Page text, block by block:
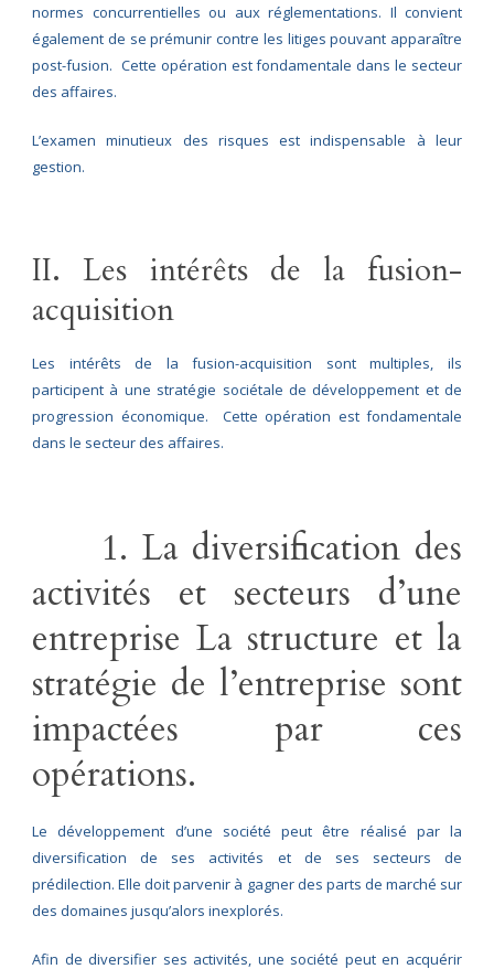
normes concurrentielles ou aux réglementations. Il convient
également de se prémunir contre les litiges pouvant apparaître
post-fusion. Cette opération est fondamentale dans le secteur
des affaires.
L’examen minutieux des risques est indispensable à leur
gestion.
II. Les intérêts de la fusion-
acquisition
Les intérêts de la fusion-acquisition sont multiples, ils
participent à une stratégie sociétale de développement et de
progression économique. Cette opération est fondamentale
dans le secteur des affaires.
1. La diversification des
activités et secteurs d’une
entreprise La structure et la
stratégie de l’entreprise sont
impactées par ces
opérations.
Le développement d’une société peut être réalisé par la
diversification de ses activités et de ses secteurs de
prédilection. Elle doit parvenir à gagner des parts de marché sur
des domaines jusqu’alors inexplorés.
Afin de diversifier ses activités, une société peut en acquérir